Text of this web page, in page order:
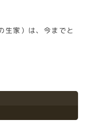
生家）は、今までと